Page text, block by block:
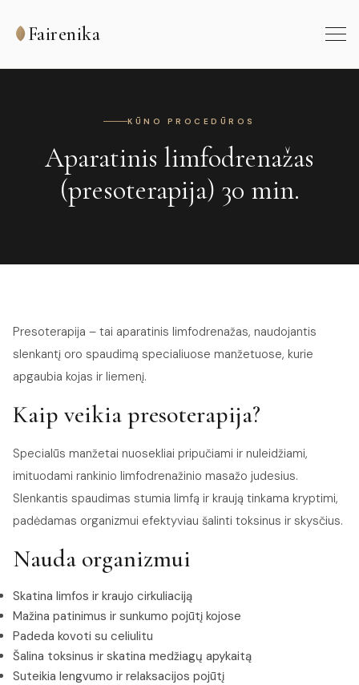
Fairenika
KŪNO PROCEDŪROS
Aparatinis limfodrenažas
(presoterapija) 30 min.
Presoterapija – tai aparatinis limfodrenažas, naudojantis
slenkantį oro spaudimą specialiuose manžetuose, kurie
apgaubia kojas ir liemenį.
Kaip veikia presoterapija?
Specialūs manžetai nuosekliai pripučiami ir nuleidžiami,
imituodami rankinio limfodrenažinio masažo judesius.
Slenkantis spaudimas stumia limfą ir kraują tinkama kryptimi,
padėdamas organizmui efektyviau šalinti toksinus ir skysčius.
Nauda organizmui
Skatina limfos ir kraujo cirkuliaciją
Mažina patinimus ir sunkumo pojūtį kojose
Padeda kovoti su celiulitu
Šalina toksinus ir skatina medžiagų apykaitą
Suteikia lengvumo ir relaksacijos pojūtį